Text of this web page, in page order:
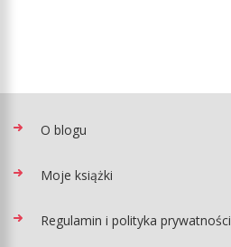
O blogu
Moje książki
Regulamin i polityka prywatności